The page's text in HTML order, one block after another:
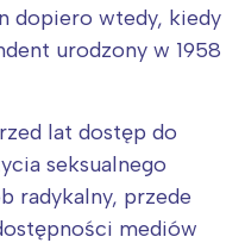
dopiero wtedy, kiedy
urodzony w 1958
lat dostęp do
seksualnego
radykalny, przede
mediów